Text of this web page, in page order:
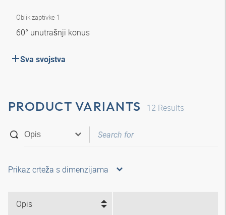
Oblik zaptivke 1
60° unutrašnji konus
Sva svojstva
PRODUCT VARIANTS 12 Results
Prikaz crteža s dimenzijama
Opis